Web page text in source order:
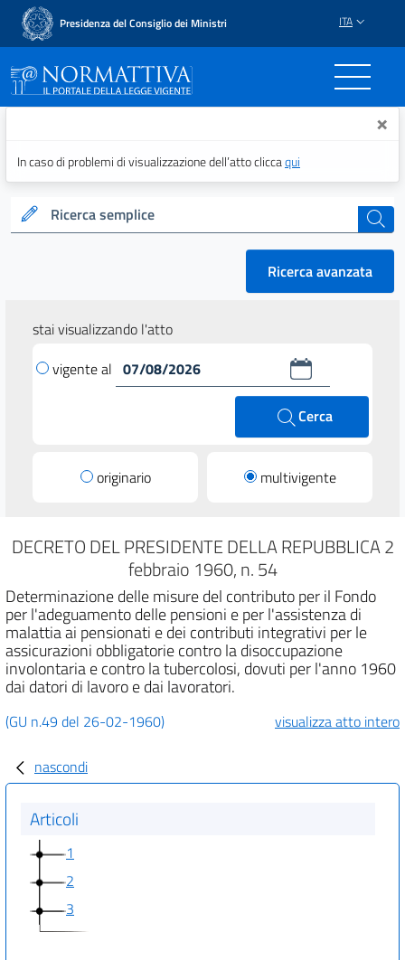
Presidenza del Consiglio dei Ministri ITA
Normattiva - Il portale ×
In caso di problemi di visualizzazione dell’atto cliccaqui
Ricerca semplice cerca
Ricerca avanzata
stai visualizzando l'atto
vigente al
Cerca
originario multivigente
DECRETO DEL PRESIDENTE DELLA REPUBBLICA 2
febbraio 1960, n. 54
Determinazione delle misure del contributo per il Fondo
per l'adeguamento delle pensioni e per l'assistenza di
malattia ai pensionati e dei contributi integrativi per le
assicurazioni obbligatorie contro la disoccupazione
involontaria e contro la tubercolosi, dovuti per l'anno 1960
dai datori di lavoro e dai lavoratori.
(GU n.49 del 26-02-1960) visualizza atto intero
nascondi
Articoli
1
2
3